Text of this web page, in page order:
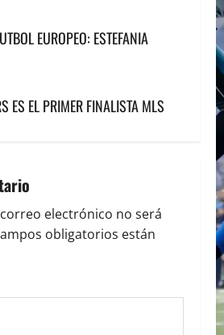
EUROPEO: ESTEFANIA
ES EL PRIMER FINALISTA MLS
electrónico no será
obligatorios están